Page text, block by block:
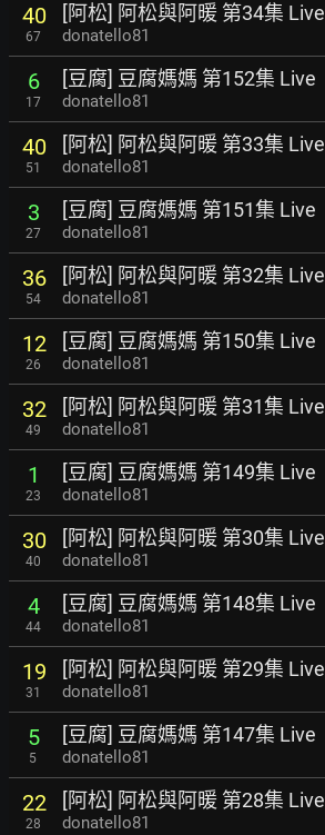
40
67
[阿松] 阿松與阿暖 第34集 Live
donatello81
6
17
[豆腐] 豆腐媽媽 第152集 Live
donatello81
40
51
[阿松] 阿松與阿暖 第33集 Live
donatello81
3
27
[豆腐] 豆腐媽媽 第151集 Live
donatello81
36
54
[阿松] 阿松與阿暖 第32集 Live
donatello81
12
26
[豆腐] 豆腐媽媽 第150集 Live
donatello81
32
49
[阿松] 阿松與阿暖 第31集 Live
donatello81
1
23
[豆腐] 豆腐媽媽 第149集 Live
donatello81
30
40
[阿松] 阿松與阿暖 第30集 Live
donatello81
4
44
[豆腐] 豆腐媽媽 第148集 Live
donatello81
19
31
[阿松] 阿松與阿暖 第29集 Live
donatello81
5
5
[豆腐] 豆腐媽媽 第147集 Live
donatello81
22
28
[阿松] 阿松與阿暖 第28集 Live
donatello81